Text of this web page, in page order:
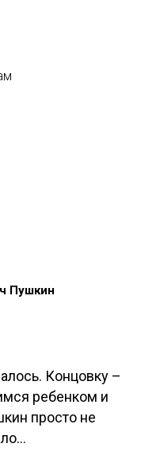
Пушкин
Концовку –
ребенком и
просто не